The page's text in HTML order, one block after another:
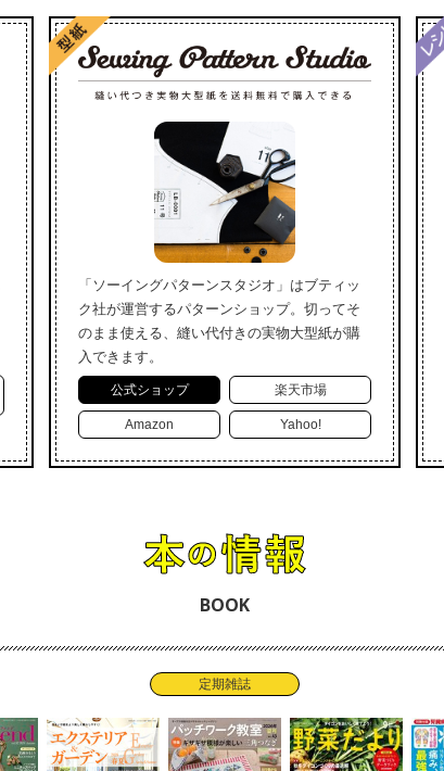
「ソーイングパターンスタジオ」はブティッ
ク社が運営するパターンショップ。切ってそ
のまま使える、縫い代付きの実物大型紙が購
入できます。
公式ショップ 楽天市場
Amazon Yahoo!
BOOK
定期雑誌